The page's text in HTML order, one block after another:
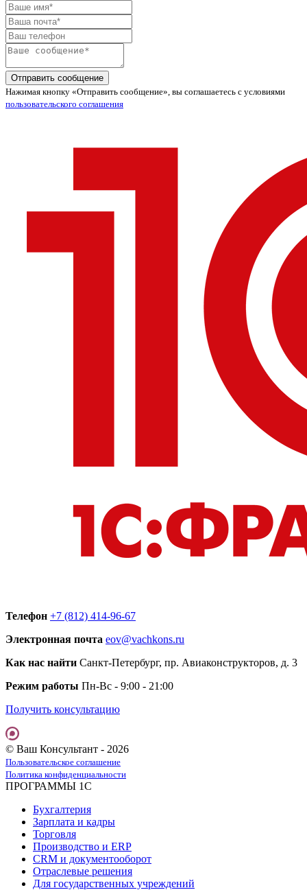
Отправить сообщение
Нажимая кнопку «Отправить сообщение», вы соглашаетесь с условиями
пользовательского соглашения
Телефон +7 (812) 414-96-67
Электронная почта eov@vachkons.ru
Как нас найти Санкт-Петербург, пр. Авиаконструкторов, д. 3
Режим работы Пн-Вс - 9:00 - 21:00
Получить консультацию
© Ваш Консультант - 2026
Пользовательское соглашение
Политика конфиденциальности
ПРОГРАММЫ 1С
Бухгалтерия
Зарплата и кадры
Торговля
Производство и ERP
CRM и документооборот
Отраслевые решения
Для государственных учреждений